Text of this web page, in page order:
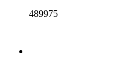
489975